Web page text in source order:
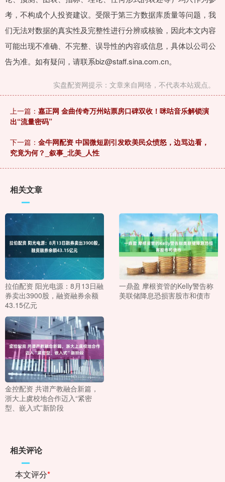
考，不构成个人投资建议。受限于第三方数据库质量等问题，我
们无法对数据的真实性及完整性进行分辨或核验，因此本文内容
可能出现不准确、不完整、误导性的内容或信息，具体以公司公
告为准。如有疑问，请联系biz@staff.sina.com.cn。
实盘配资网提示：文章来自网络，不代表本站观点。
上一篇： 嘉正网 金曲传奇万州站票房口碑双收！咪咕音乐解锁演
出“流量密码”
下一篇： 金牛网配资 中国微短剧引发欧美民众愤怒，边骂边看，
究竟为何？_叙事_北美_人性
相关文章
拉伯配资 阳光电源：8月13日融
券卖出3900股，融资融券余额
43.15亿元
一鼎盈 摩根资管的Kelly警告称
美联储降息恐损害股市和债市
金控配资 共谱产教融合新篇，
浙大上虞校地合作迈入“紧密
型、嵌入式”新阶段
相关评论
本文评分*